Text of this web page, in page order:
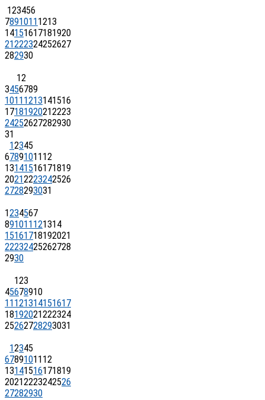
123456
7891011 1213
14151617181920
21222324252627
282930
12
3456789
1011 1213141516
17181920212223
24252627282930
31
12345
67891011 12
13141516171819
20212223242526
2728293031
1234567
891011 121314
15161718192021
22232425262728
2930
123
45678910
11 121314151617
18192021222324
25262728293031
12345
67891011 12
13141516171819
20212223242526
27282930